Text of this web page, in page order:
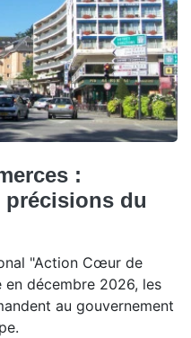
:
précisions du
"Action Cœur de
décembre 2026, les
au gouvernement